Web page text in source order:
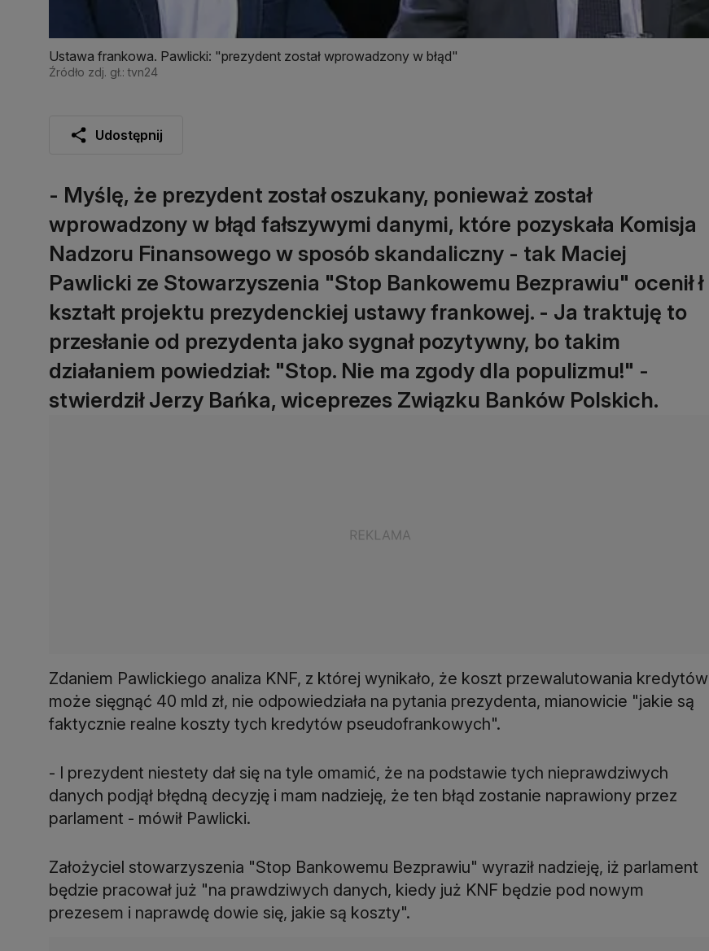
Ustawa frankowa. Pawlicki: "prezydent został wprowadzony w błąd"
Źródło zdj. gł.: tvn24
Udostępnij
- Myślę, że prezydent został oszukany, ponieważ został
wprowadzony w błąd fałszywymi danymi, które pozyskała Komisja
Nadzoru Finansowego w sposób skandaliczny - tak Maciej
Pawlicki ze Stowarzyszenia "Stop Bankowemu Bezprawiu" ocenił ł
kształt projektu prezydenckiej ustawy frankowej. - Ja traktuję to
przesłanie od prezydenta jako sygnał pozytywny, bo takim
działaniem powiedział: "Stop. Nie ma zgody dla populizmu!" -
stwierdził Jerzy Bańka, wiceprezes Związku Banków Polskich.
Zdaniem Pawlickiego analiza KNF, z której wynikało, że koszt przewalutowania kredytów
może sięgnąć 40 mld zł, nie odpowiedziała na pytania prezydenta, mianowicie "jakie są
faktycznie realne koszty tych kredytów pseudofrankowych".
- I prezydent niestety dał się na tyle omamić, że na podstawie tych nieprawdziwych
danych podjął błędną decyzję i mam nadzieję, że ten błąd zostanie naprawiony przez
parlament - mówił Pawlicki.
Założyciel stowarzyszenia "Stop Bankowemu Bezprawiu" wyraził nadzieję, iż parlament
będzie pracował już "na prawdziwych danych, kiedy już KNF będzie pod nowym
prezesem i naprawdę dowie się, jakie są koszty".